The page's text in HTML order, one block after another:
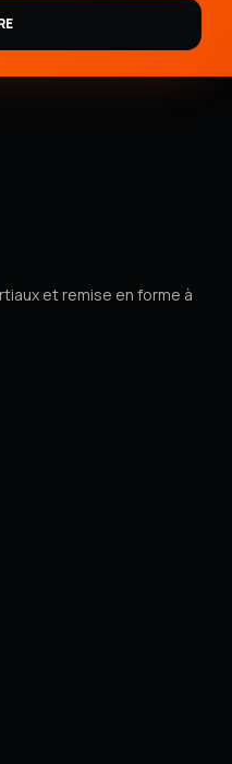
et remise en forme à